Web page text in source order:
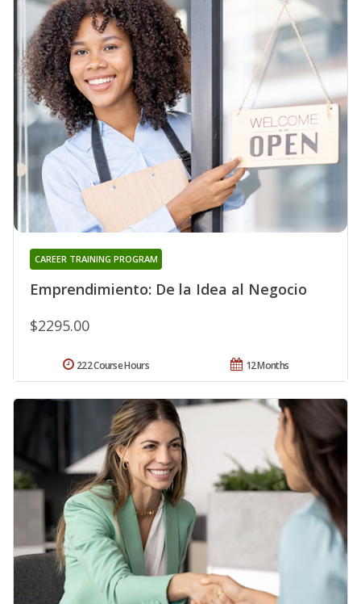
Emprendimiento: De la Idea al Negocio
CAREER TRAINING PROGRAM
$2295.00
12 Months
222 Course Hours